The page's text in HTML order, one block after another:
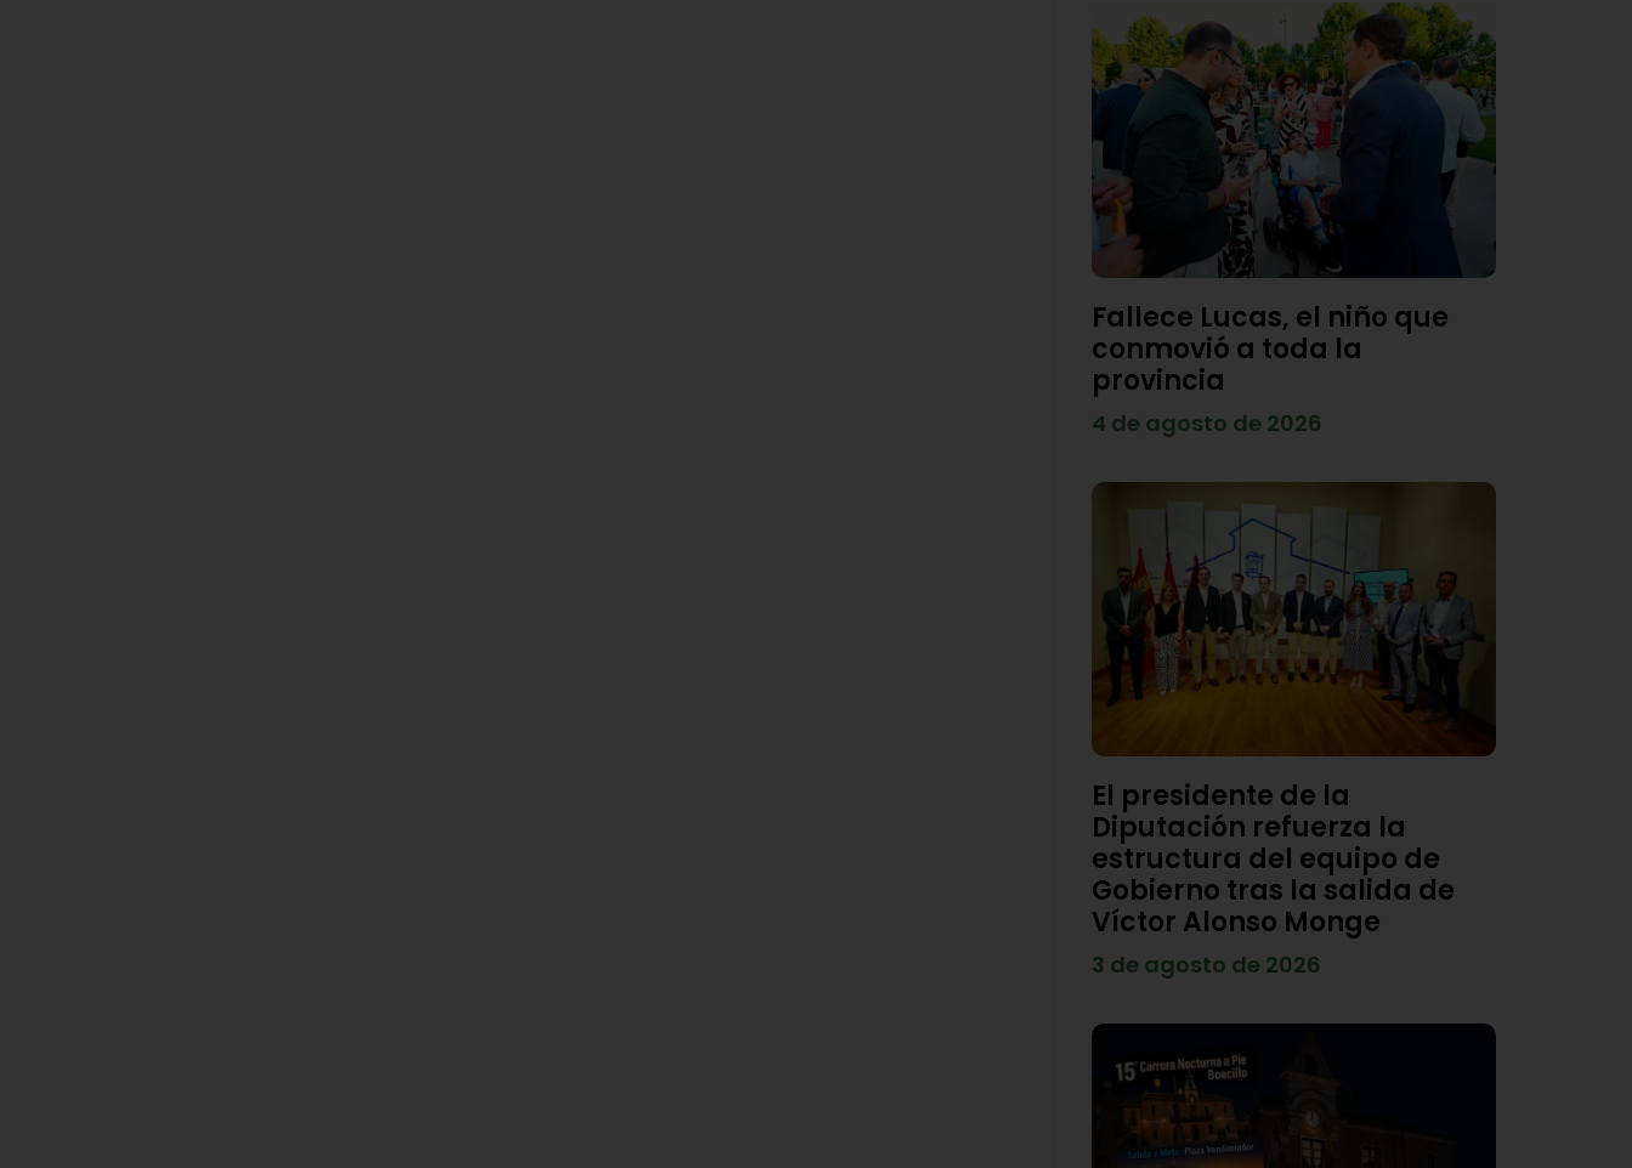
Fallece Lucas, el niño que
conmovió a toda la
provincia
4 de agosto de 2026
El presidente de la
Diputación refuerza la
estructura del equipo de
Gobierno tras la salida de
Víctor Alonso Monge
3 de agosto de 2026